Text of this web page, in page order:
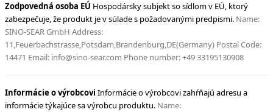
Zodpovedná osoba EÚ Hospodársky subjekt so sídlom v EÚ, ktorý
zabezpečuje, že produkt je v súlade s požadovanými predpismi. Name:
SINO-SEAR GmbH Address:
11,Feuerbachstrasse,Potsdam,Brandenburg,DE(Germany) Postal Code:
14471 Email: info@sino-sear.com Phone number: +49 33195130908
Informácie o výrobcovi Informácie o výrobcovi zahŕňajú adresu a
informácie týkajúce sa výrobcu produktu. Name: